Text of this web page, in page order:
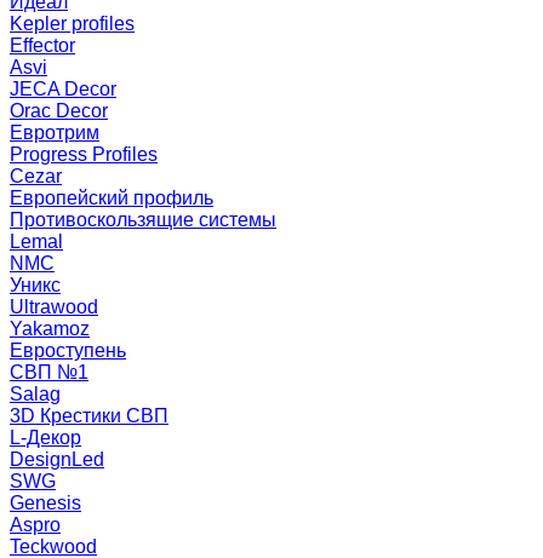
Kepler profiles
Effector
Asvi
JECA Decor
Orac Decor
Евротрим
Progress Profiles
Cezar
Европейский профиль
Противоскользящие системы
Lemal
NMC
Уникс
Ultrawood
Yakamoz
Евроступень
СВП №1
Salag
3D Крестики СВП
L-Декор
DesignLed
SWG
Genesis
Aspro
Teckwood